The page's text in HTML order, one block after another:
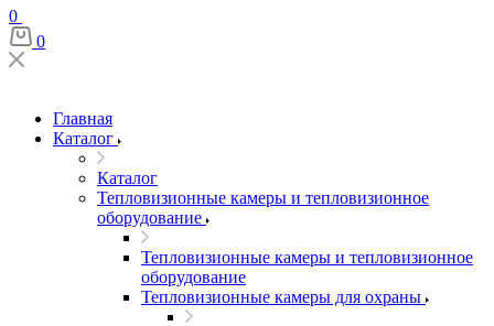
0
0
Главная
Каталог
Каталог
Тепловизионные камеры и тепловизионное
оборудование
Тепловизионные камеры и тепловизионное
оборудование
Тепловизионные камеры для охраны